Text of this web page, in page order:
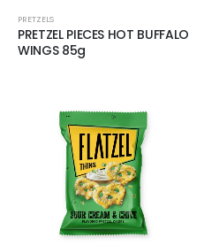
PRETZELS
PRETZEL PIECES HOT BUFFALO
WINGS 85g